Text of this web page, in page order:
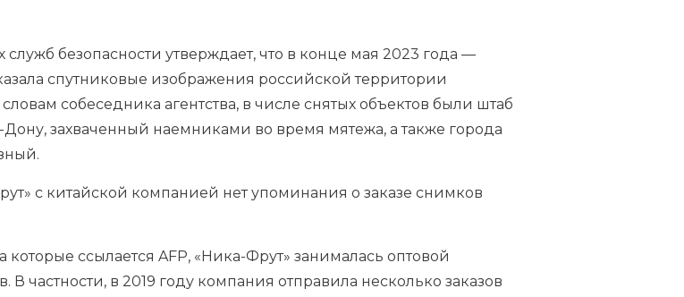
безопасности утверждает, что в конце мая 2023 года —
спутниковые изображения российской территории
собеседника агентства, в числе снятых объектов были штаб
захваченный наемниками во время мятежа, а также города
с китайской компанией нет упоминания о заказе снимков
ссылается AFP, «Ника-Фрут» занималась оптовой
В частности, в 2019 году компания отправила несколько заказов